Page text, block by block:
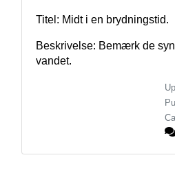
Titel: Midt i en brydningstid.
Beskrivelse: Bemærk de
vandet.